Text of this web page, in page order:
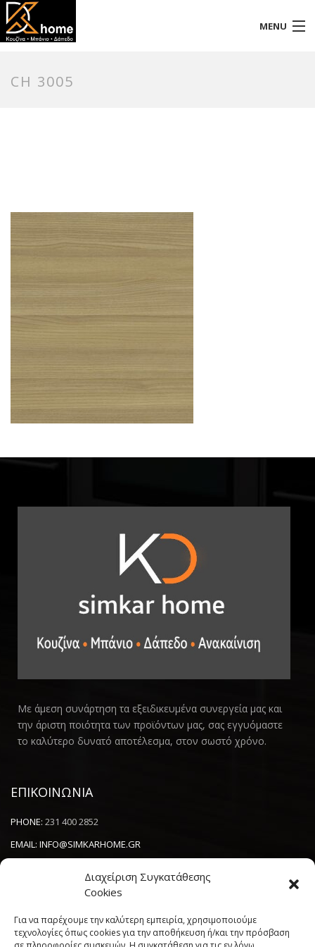
Διαχείριση Συγκατάθεσης
Cookies
Για να παρέχουμε την καλύτερη εμπειρία, χρησιμοποιούμε
τεχνολογίες όπως cookies για την αποθήκευση ή/και την πρόσβαση
MENU
CH 3005
Με άμεση συνάρτηση τα εξειδικευμένα συνεργεία μας και
την άριστη ποιότητα των προϊόντων μας, σας εγγυόμαστε
το καλύτερο δυνατό αποτέλεσμα, στον σωστό χρόνο.
ΕΠΙΚΟΙΝΩΝΙΑ
PHONE: 231 400 2852
EMAIL: INFO@SIMKARHOME.GR
NEWSLETTER